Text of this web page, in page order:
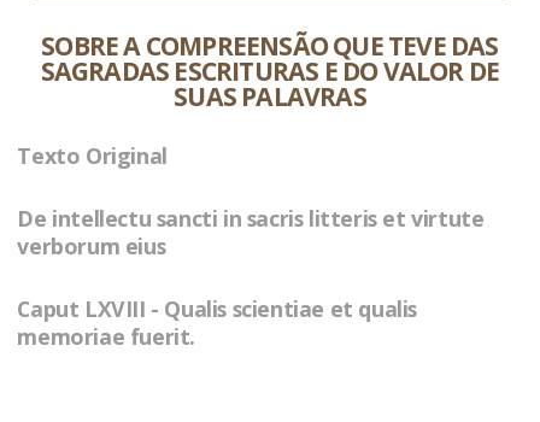
SOBRE A COMPREENSÃO QUE TEVE DAS
SAGRADAS ESCRITURAS E DO VALOR DE
SUAS PALAVRAS
Texto Original
De intellectu sancti in sacris litteris et virtute
verborum eius
Caput LXVIII - Qualis scientiae et qualis
memoriae fuerit.